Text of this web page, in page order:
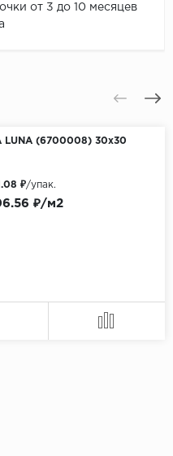
от 3 до 10 месяцев
LUNA (6700008) 30x30
₽/м2
₽/упак.